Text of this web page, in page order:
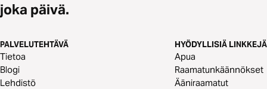
joka päivä.
PALVELUTEHTÄVÄ
Tietoa
Blogi
Lehdistö
HYÖDYLLISIÄ LINKKEJÄ
Apua
Raamatunkäännökset
Ääniraamatut